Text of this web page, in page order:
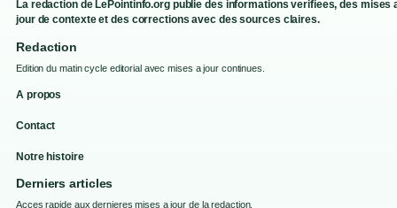
La redaction de LePointinfo.org publie des informations verifiees, des mises
jour de contexte et des corrections avec des sources claires.
Redaction
Edition du matin cycle editorial avec mises a jour continues.
A propos
Contact
Notre histoire
Derniers articles
Acces rapide aux dernieres mises a jour de la redaction.